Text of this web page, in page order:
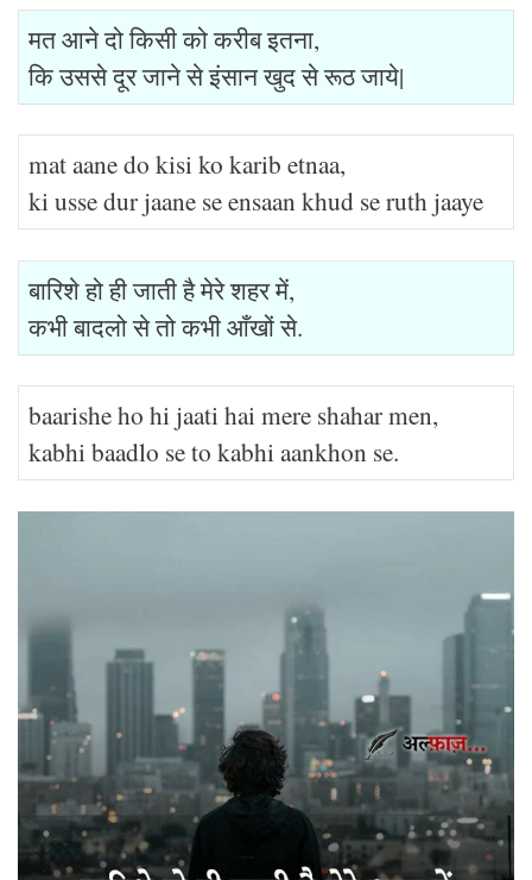
मत आने दो किसी को करीब इतना,
कि उससे दूर जाने से इंसान खुद से रूठ जाये|
mat aane do kisi ko karib etnaa,
ki usse dur jaane se ensaan khud se ruth jaaye
बारिशे हो ही जाती है मेरे शहर में,
कभी बादलो से तो कभी आँखों से.
baarishe ho hi jaati hai mere shahar men,
kabhi baadlo se to kabhi aankhon se.